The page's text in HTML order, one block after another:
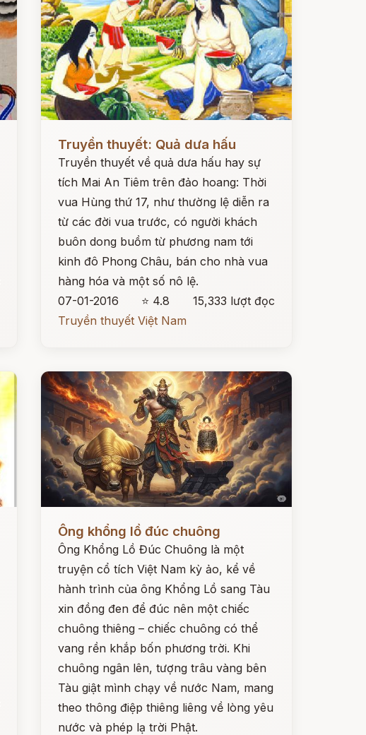
Đọc ngay
Truyền thuyết: Quả dưa hấu
Truyền thuyết về quả dưa hấu hay sự
tích Mai An Tiêm trên đảo hoang: Thời
vua Hùng thứ 17, như thường lệ diễn ra
từ các đời vua trước, có người khách
buôn dong buồm từ phương nam tới
kinh đô Phong Châu, bán cho nhà vua
hàng hóa và một số nô lệ.
07-01-2016
⭐ 4.8
15,333 lượt đọc
Truyền thuyết Việt Nam
Đọc ngay
Ông khổng lồ đúc chuông
Ông Khổng Lồ Đúc Chuông là một
truyện cổ tích Việt Nam kỳ ảo, kể về
hành trình của ông Khổng Lồ sang Tàu
xin đồng đen để đúc nên một chiếc
chuông thiêng – chiếc chuông có thể
vang rền khắp bốn phương trời. Khi
chuông ngân lên, tượng trâu vàng bên
Tàu giật mình chạy về nước Nam, mang
theo thông điệp thiêng liêng về lòng yêu
nước và phép lạ trời Phật.